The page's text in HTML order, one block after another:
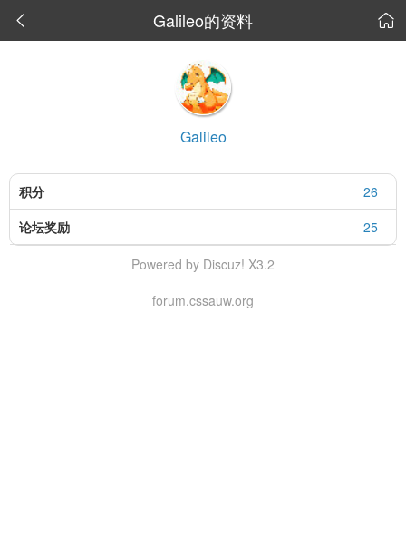
 Galileo的资料 
Galileo
26
积分
25
论坛奖励
Powered by Discuz! X3.2
forum.cssauw.org